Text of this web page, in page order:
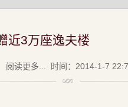
近3万座逸夫楼
阅读更多... 时间：2014-1-7